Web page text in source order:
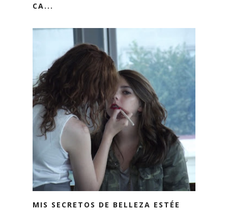
CA...
MIS SECRETOS DE BELLEZA ESTÉE